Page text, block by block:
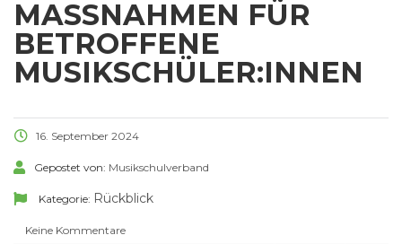
MASSNAHMEN FÜR B
ETROFFENE M
USIKSCHÜLER:INNEN
16. September 2024
Gepostet von: Musikschulverband
Kategorie: Rückblick
Keine Kommentare